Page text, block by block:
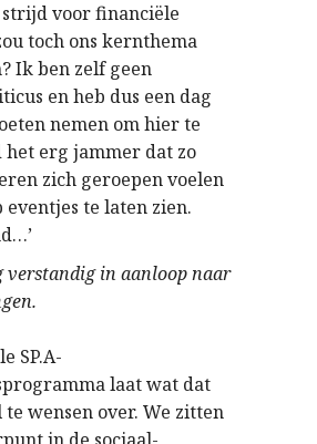
strijd voor financiële
toch ons kernthema
Ik ben zelf geen
en heb dus een dag
nemen om hier te
erg jammer dat zo
zich geroepen voelen
eventjes te laten zien.
verstandig in aanloop naar
SP.A-
laat wat dat
wensen over. We zitten